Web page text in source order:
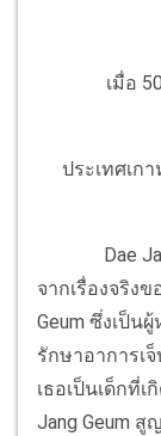
เมื่อ 500 ปี
ประเทศเก
Dae
จากเรื่องจริง
Geum ซึ่งเป็น
รักษาอาการเ
เธอเป็นเด็กที่
Jang Geum